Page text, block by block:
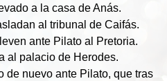
a la casa de Anás.
al tribunal de Caifás.
ante Pilato al Pretoria.
al palacio de Herodes.
de nuevo ante Pilato, que tras